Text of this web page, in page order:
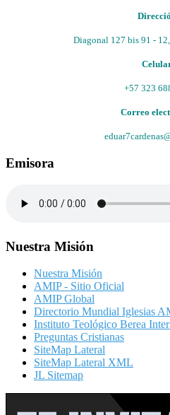
Diagonal 127 bis 91 -
+57 323
Correo
Emisora
Nuestra Misión
Nuestra Misión
AMIP - Sitio Oficial
AMIP Global
Directorio Mundial Iglesias
Instituto Teológico Berea
Preguntas Cristianas
SiteMap Lateral
SiteMap Lateral XML
JL Sitemap